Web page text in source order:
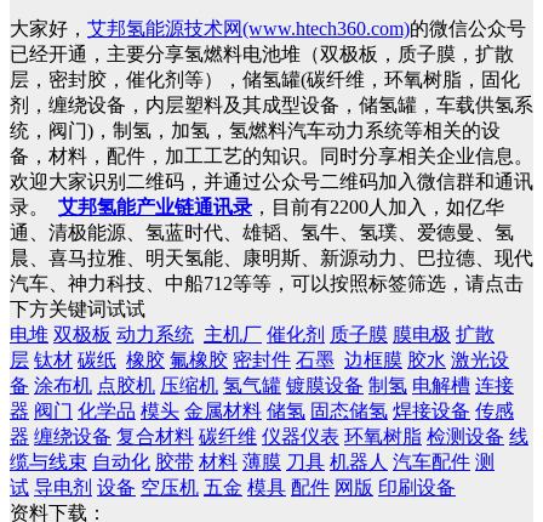
大家好， 艾邦氢能源技术网(www.htech360.com)的微信公众号
已经开通，主要分享氢燃料电池堆（双极板，质子膜，扩散
层，密封胶，催化剂等），储氢罐(碳纤维，环氧树脂，固化
剂，缠绕设备，内层塑料及其成型设备，储氢罐，车载供氢系
统，阀门)，制氢，加氢，氢燃料汽车动力系统等相关的设
备，材料，配件，加工工艺的知识。同时分享相关企业信息。
欢迎大家识别二维码，并通过公众号二维码加入微信群和通讯
录。
艾邦氢能产业链通讯录 ，目前有2200人加入，如亿华
通、清极能源、氢蓝时代、雄韬、氢牛、氢璞、爱德曼、氢
晨、喜马拉雅、明天氢能、康明斯、新源动力、巴拉德、现代
汽车、神力科技、中船712等等，可以按照标签筛选，请点击
下方关键词试试
电堆 双极板 动力系统 主机厂 催化剂 质子膜 膜电极 扩散
层 钛材 碳纸 橡胶 氟橡胶 密封件 石墨 边框膜 胶水 激光设
备 涂布机 点胶机 压缩机 氢气罐 镀膜设备 制氢 电解槽 连接
器 阀门 化学品 模头 金属材料 储氢 固态储氢 焊接设备 传感
器 缠绕设备 复合材料 碳纤维 仪器仪表 环氧树脂 检测设备 线
缆与线束 自动化 胶带 材料 薄膜 刀具 机器人 汽车配件 测
试 导电剂 设备 空压机 五金 模具 配件 网版 印刷设备
资料下载：